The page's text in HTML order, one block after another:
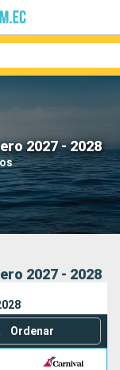
2027 - 2028
Compañías
2027 - 2028
Ordenar